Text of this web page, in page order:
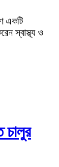
একটি
স্বাস্থ্য ও